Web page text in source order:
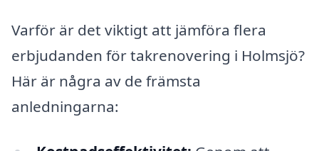
Varför är det viktigt att jämföra flera
erbjudanden för takrenovering i Holmsjö?
Här är några av de främsta
anledningarna: